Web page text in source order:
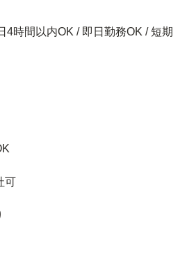
4時間以内OK / 即日勤務OK / 短期
可